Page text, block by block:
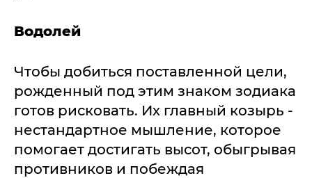
Водолей
Чтобы добиться поставленной цели,
рожденный под этим знаком зодиака
готов рисковать. Их главный козырь -
нестандартное мышление, которое
помогает достигать высот, обыгрывая
противников и побеждая